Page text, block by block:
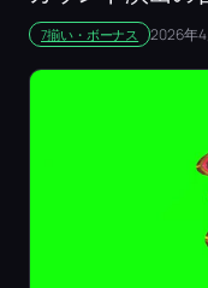
7揃い・ボーナス 2026年